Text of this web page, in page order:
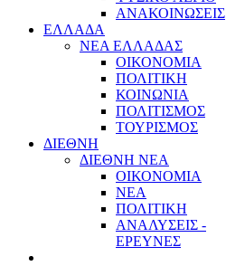
ΑΝΑΚΟΙΝΩΣΕΙΣ
ΕΛΛΑΔΑ
ΝΕΑ ΕΛΛΑΔΑΣ
ΟΙΚΟΝΟΜΙΑ
ΠΟΛΙΤΙΚΗ
ΚΟΙΝΩΝΙΑ
ΠΟΛΙΤΙΣΜΟΣ
ΤΟΥΡΙΣΜΟΣ
ΔΙΕΘΝΗ
ΔΙΕΘΝΗ ΝΕΑ
ΟΙΚΟΝΟΜΙΑ
ΝΕΑ
ΠΟΛΙΤΙΚΗ
ΑΝΑΛΥΣΕΙΣ -
ΕΡΕΥΝΕΣ